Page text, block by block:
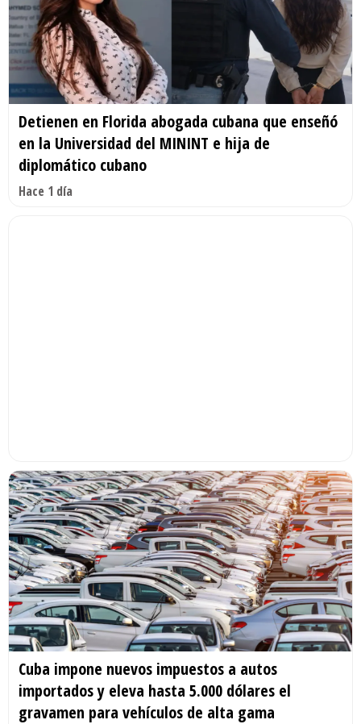
Detienen en Florida abogada cubana que enseñó
en la Universidad del MININT e hija de
diplomático cubano
Hace 1 día
Cuba impone nuevos impuestos a autos
importados y eleva hasta 5.000 dólares el
gravamen para vehículos de alta gama